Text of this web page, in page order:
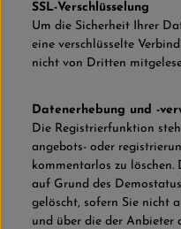
SSL-Verschlüsselung
Um die Sicherheit Ihrer
eine verschlüsselte
nicht von Dritten
Datenerhebung und -
Die Registrierfunktion
angebots- oder
kommentarlos zu
auf Grund des
gelöscht, sofern Sie nicht
und über die der Anbieter